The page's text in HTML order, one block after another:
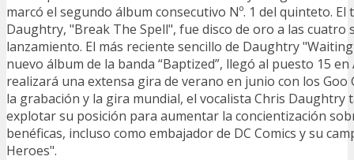
marcó el segundo álbum consecutivo Nº. 1 del quinteto. El
Daughtry, "Break The Spell", fue disco de oro a las cuatro
lanzamiento. El más reciente sencillo de Daughtry
nuevo álbum de la banda “Baptized”, llegó al puesto 15 en
realizará una extensa gira de verano en junio con los Goo
la grabación y la gira mundial, el vocalista Chris Daughtry
explotar su posición para aumentar la concientización
benéficas, incluso como embajador de DC Comics y su
Heroes".